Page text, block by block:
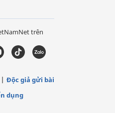
trên
Độc giả gửi bài
dụng